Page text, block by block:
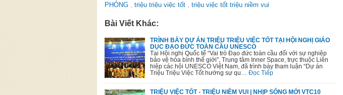
PHÓNG , triệu triệu việc tốt , triệu việc tốt triệu niềm vui
Bài Viết Khác:
TRÌNH BÀY DỰ ÁN TRIỆU TRIỆU VIỆC TỐT TẠI HỘI NGHỊ GIÁO
DỤC ĐẠO ĐỨC TOÀN CẦU UNESCO
Tại Hội nghị Quốc tế “Vai trò Đạo đức toàn cầu đối với sự nghiệp
bảo vệ hòa bình thế giới”, Trung tâm Inner Space, trực thuộc Liên
hiệp các hội UNESCO Việt Nam, đã trình bày tham luận “Dự án
Triệu Triệu Việc Tốt hướng sự qu…
Đọc Tiếp
TRIỆU VIỆC TỐT - TRIỆU NIỀM VUI | NHỊP SỐNG MỚI VTC10